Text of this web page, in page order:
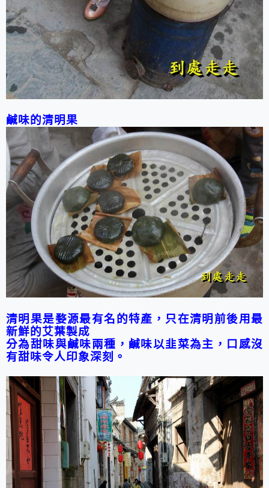
鹹味的清明果
清明果是婺源最有名的特產，只在清明前後用最
新鮮的艾葉製成
分為甜味與鹹味兩種，鹹味以韭菜為主，口感沒
有甜味令人印象深刻。